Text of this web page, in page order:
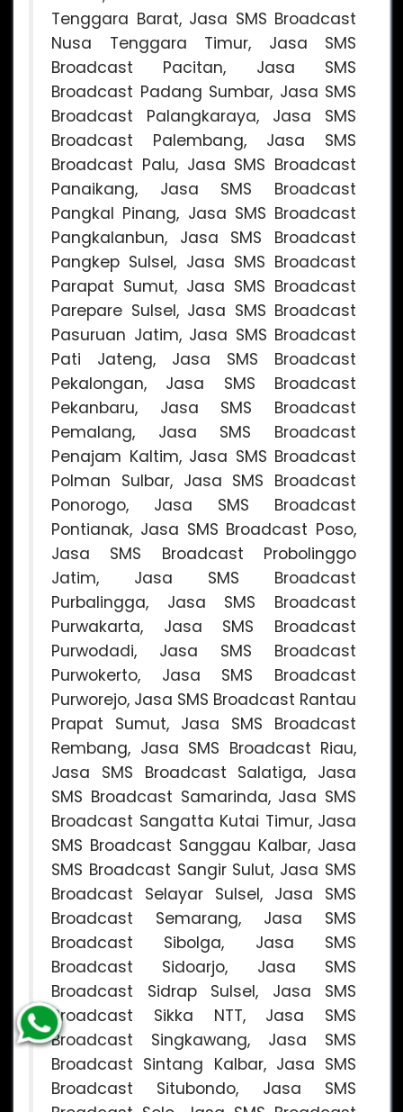
Tenggara Barat, Jasa SMS Broadcast
Nusa Tenggara Timur, Jasa SMS
Broadcast Pacitan, Jasa SMS
Broadcast Padang Sumbar, Jasa SMS
Broadcast Palangkaraya, Jasa SMS
Broadcast Palembang, Jasa SMS
Broadcast Palu, Jasa SMS Broadcast
Panaikang, Jasa SMS Broadcast
Pangkal Pinang, Jasa SMS Broadcast
Pangkalanbun, Jasa SMS Broadcast
Pangkep Sulsel, Jasa SMS Broadcast
Parapat Sumut, Jasa SMS Broadcast
Parepare Sulsel, Jasa SMS Broadcast
Pasuruan Jatim, Jasa SMS Broadcast
Pati Jateng, Jasa SMS Broadcast
Pekalongan, Jasa SMS Broadcast
Pekanbaru, Jasa SMS Broadcast
Pemalang, Jasa SMS Broadcast
Penajam Kaltim, Jasa SMS Broadcast
Polman Sulbar, Jasa SMS Broadcast
Ponorogo, Jasa SMS Broadcast
Pontianak, Jasa SMS Broadcast Poso,
Jasa SMS Broadcast Probolinggo
Jatim, Jasa SMS Broadcast
Purbalingga, Jasa SMS Broadcast
Purwakarta, Jasa SMS Broadcast
Purwodadi, Jasa SMS Broadcast
Purwokerto, Jasa SMS Broadcast
Purworejo, Jasa SMS Broadcast Rantau
Prapat Sumut, Jasa SMS Broadcast
Rembang, Jasa SMS Broadcast Riau,
Jasa SMS Broadcast Salatiga, Jasa
SMS Broadcast Samarinda, Jasa SMS
Broadcast Sangatta Kutai Timur, Jasa
SMS Broadcast Sanggau Kalbar, Jasa
SMS Broadcast Sangir Sulut, Jasa SMS
Broadcast Selayar Sulsel, Jasa SMS
Broadcast Semarang, Jasa SMS
Broadcast Sibolga, Jasa SMS
Broadcast Sidoarjo, Jasa SMS
Broadcast Sidrap Sulsel, Jasa SMS
Broadcast Sikka NTT, Jasa SMS
Broadcast Singkawang, Jasa SMS
Broadcast Sintang Kalbar, Jasa SMS
Broadcast Situbondo, Jasa SMS